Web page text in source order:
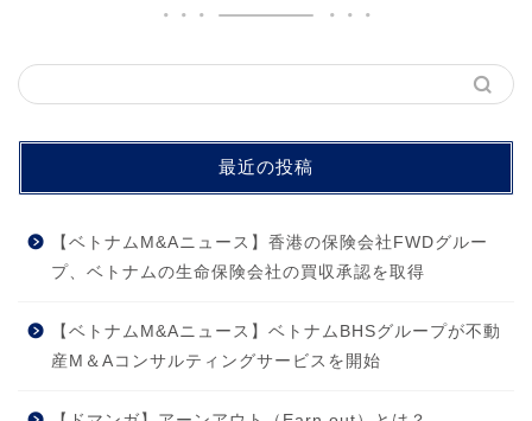
最近の投稿
【ベトナムM&Aニュース】香港の保険会社FWDグルー
プ、ベトナムの生命保険会社の買収承認を取得
【ベトナムM&Aニュース】ベトナムBHSグループが不動
産M＆Aコンサルティングサービスを開始